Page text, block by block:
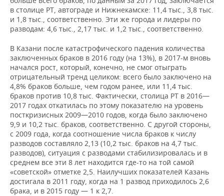
в столице РТ, автограде и Нижнекамске: 11,4 тыс., 3,8 тыс.
и 1,8 тыс., соответственно. Эти же города и лидеры по
разводам: 4,6 тыс., 2,17 тыс. и 1,2 тыс., соответственно.
В Казани после катастрофического падения количества
заключенных браков в 2016 году (на 13%), в 2017-м вновь
начался рост, который, конечно, не смог отыграть
отрицательный тренд целиком: всего было заключено на
4,8% браков больше, чем годом ранее, или 11,4 тыс.
браков против 10,8 тыс. Фактически, столица РТ в 2016—
2017 годах откатилась по этому показателю на уровень
посткризисных 2009—2010 годов, когда было заключено
9,9 и 10,2 тыс. браков, соответственно. С другой стороны,
с 2009 года, когда соотношение числа браков к числу
разводов составляло 2,13 (10,2 тыс. браков на 4,7 тыс.
разводов), ситуация с разводами стабилизировалась и в
среднем все эти 8 лет находится где-то на той самой
«советской» отметке 2,5. Наилучших показателей Казань
достигала в 2011 году, когда на 1 развод приходилось 2,6
брака, и в 2015 году — 1 к 2,7.